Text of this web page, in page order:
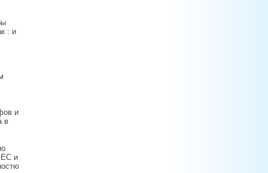
: и
и
в
ЕС и